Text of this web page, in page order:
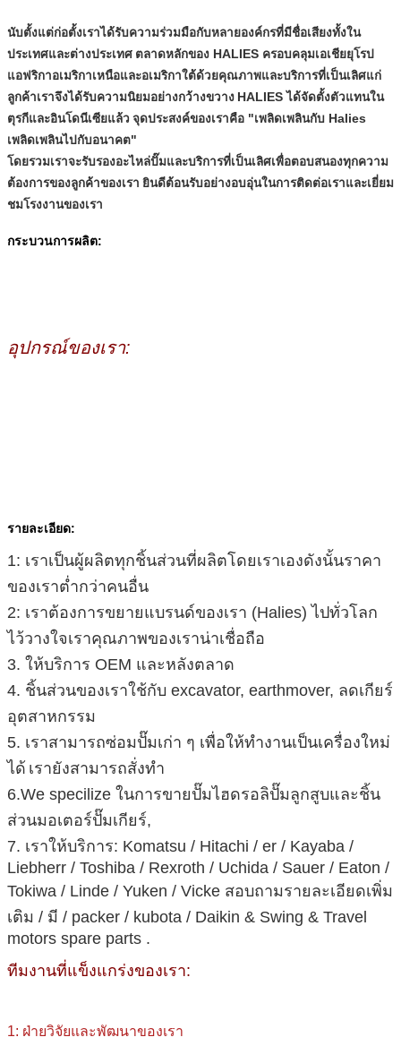
นับตั้งแต่ก่อตั้งเราได้รับความร่วมมือกับหลายองค์กรที่มีชื่อเสียงทั้งใน
ประเทศและต่างประเทศ ตลาดหลักของ HALIES ครอบคลุมเอเชียยุโรป
แอฟริกาอเมริกาเหนือและอเมริกาใต้ด้วยคุณภาพและบริการที่เป็นเลิศแก่
ลูกค้าเราจึงได้รับความนิยมอย่างกว้างขวาง HALIES ได้จัดตั้งตัวแทนใน
ตุรกีและอินโดนีเซียแล้ว จุดประสงค์ของเราคือ "เพลิดเพลินกับ Halies
เพลิดเพลินไปกับอนาคต"
โดยรวมเราจะรับรองอะไหล่ปั๊มและบริการที่เป็นเลิศเพื่อตอบสนองทุกความ
ต้องการของลูกค้าของเรา ยินดีต้อนรับอย่างอบอุ่นในการติดต่อเราและเยี่ยม
ชมโรงงานของเรา
กระบวนการผลิต:
อุปกรณ์ของเรา:
รายละเอียด:
1: เราเป็นผู้ผลิตทุกชิ้นส่วนที่ผลิตโดยเราเองดังนั้นราคา
ของเราต่ำกว่าคนอื่น
2: เราต้องการขยายแบรนด์ของเรา (Halies) ไปทั่วโลก
ไว้วางใจเราคุณภาพของเราน่าเชื่อถือ
3. ให้บริการ OEM และหลังตลาด
4. ชิ้นส่วนของเราใช้กับ excavator, earthmover, ลดเกียร์
อุตสาหกรรม
5. เราสามารถซ่อมปั๊มเก่า ๆ เพื่อให้ทำงานเป็นเครื่องใหม่
ได้ เรายังสามารถสั่งทำ
6.We specilize ในการขายปั๊มไฮดรอลิปั๊มลูกสูบและชิ้น
ส่วนมอเตอร์ปั๊มเกียร์,
7. เราให้บริการ: Komatsu / Hitachi / er / Kayaba /
Liebherr / Toshiba / Rexroth / Uchida / Sauer / Eaton /
Tokiwa / Linde / Yuken / Vicke สอบถามรายละเอียดเพิ่ม
เติม / มี / packer / kubota / Daikin & Swing & Travel
motors spare parts .
ทีมงานที่แข็งแกร่งของเรา:
1: ฝ่ายวิจัยและพัฒนาของเรา